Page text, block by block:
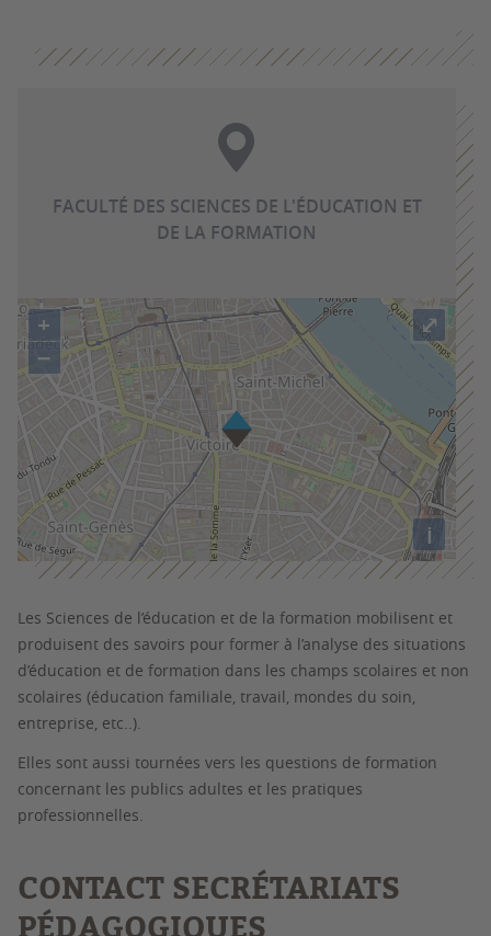
FACULTÉ DES SCIENCES DE L'ÉDUCATION ET
DE LA FORMATION
+
−
i
⤢
Les Sciences de l’éducation et de la formation mobilisent et
produisent des savoirs pour former à l’analyse des situations
d’éducation et de formation dans les champs scolaires et non
scolaires (éducation familiale, travail, mondes du soin,
entreprise, etc..).
Elles sont aussi tournées vers les questions de formation
concernant les publics adultes et les pratiques
professionnelles.
CONTACT SECRÉTARIATS